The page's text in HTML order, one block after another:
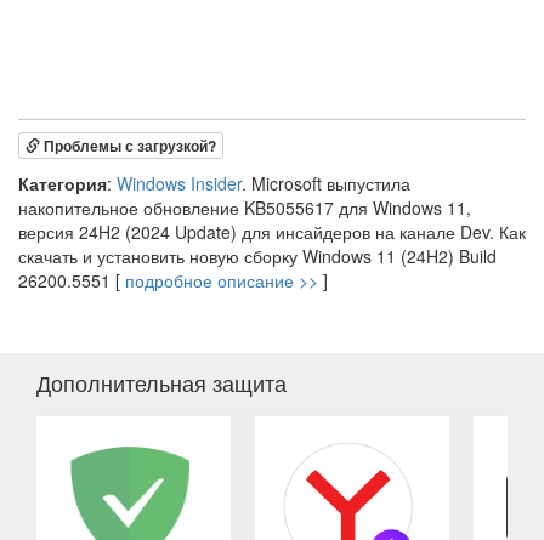
Проблемы с загрузкой?
Категория: Windows Insider. Microsoft выпустила
накопительное обновление KB5055617 для Windows 11,
версия 24H2 (2024 Update) для инсайдеров на канале Dev. Как
скачать и установить новую сборку Windows 11 (24H2) Build
26200.5551 [ подробное описание >> ]
Дополнительная защита